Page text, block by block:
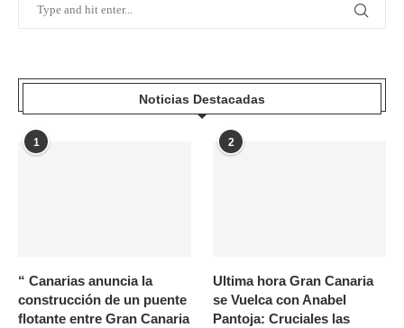
Noticias Destacadas
1
“ Canarias anuncia la
construcción de un puente
flotante entre Gran Canaria
2
Ultima hora Gran Canaria
se Vuelca con Anabel
Pantoja: Cruciales las